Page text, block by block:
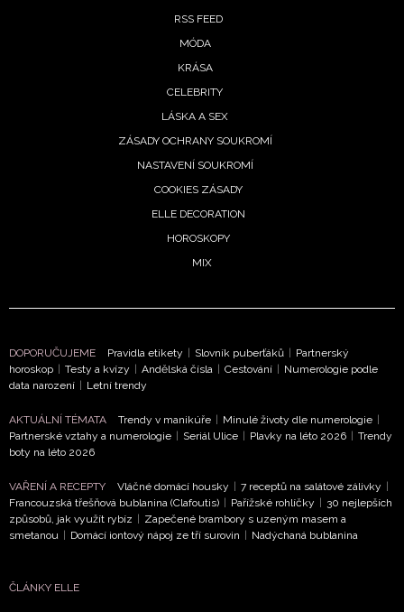
podmínkami společnosti BurdaMedia Extra s.r.o.
potvrzujete, že jste se seznámili se
- BurdaMedia Extra s.r.o. bude s
Vašimi údaji pracovat zejména k organizaci a
zpracováním údajů k tomuto účelu podle Zásad ochrany
soukromí BurdaMedia Extra s.r.o., zaškrtněte toto pole.
RSS FEED
MÓDA
KRÁSA
CELEBRITY
LÁSKA A SEX
ZÁSADY OCHRANY SOUKROMÍ
NASTAVENÍ SOUKROMÍ
COOKIES ZÁSADY
ELLE DECORATION
HOROSKOPY
MIX
DOPORUČUJEME Pravidla etikety | Slovník puberťáků | Partnerský
horoskop | Testy a kvízy | Andělská čísla | Cestování | Numerologie podle
data narození | Letní trendy
AKTUÁLNÍ TÉMATA Trendy v manikúře | Minulé životy dle numerologie |
Partnerské vztahy a numerologie | Seriál Ulice | Plavky na léto 2026 | Trendy
boty na léto 2026
VAŘENÍ A RECEPTY Vláčné domácí housky | 7 receptů na salátové zálivky |
Francouzská třešňová bublanina (Clafoutis) | Pařížské rohlíčky | 30 nejlepších
způsobů, jak využít rybíz | Zapečené brambory s uzeným masem a
smetanou | Domácí iontový nápoj ze tří surovin | Nadýchaná bublanina
ČLÁNKY ELLE